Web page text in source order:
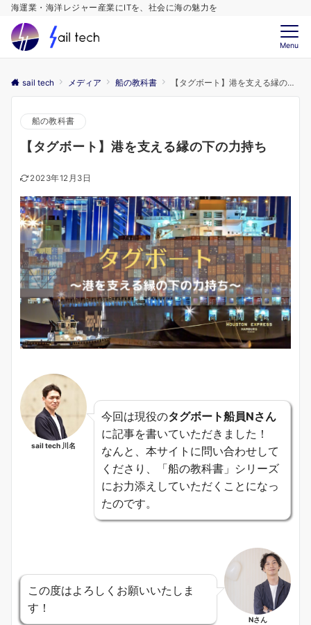
海運業・海洋レジャー産業にITを、社会に海の魅力を
Menu
sail tech メディア 船の教科書 【タグボート】港を支える縁の下の力持ち
船の教科書
【タグボート】港を支える縁の下の力持ち
2023年12月3日
sail tech 川名
今回は現役のタグボート船員Nさん
に記事を書いていただきました！
なんと、本サイトに問い合わせして
くださり、「船の教科書」シリーズ
にお力添えしていただくことになっ
たのです。
この度はよろしくお願いいたしま
す！
Nさん